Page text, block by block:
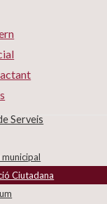
Serveis
Ciutadana